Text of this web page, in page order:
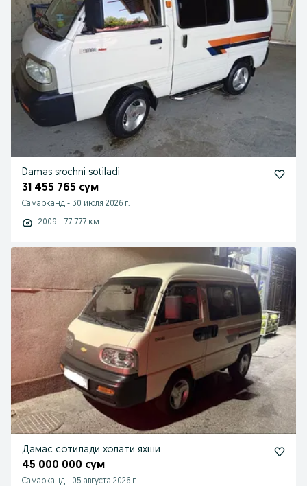
Damas srochni sotiladi
31 455 765 сум
Самарканд - 30 июля 2026 г.
2009 - 77 777 км
Дамас сотилади холати яхши
45 000 000 сум
Самарканд - 05 августа 2026 г.